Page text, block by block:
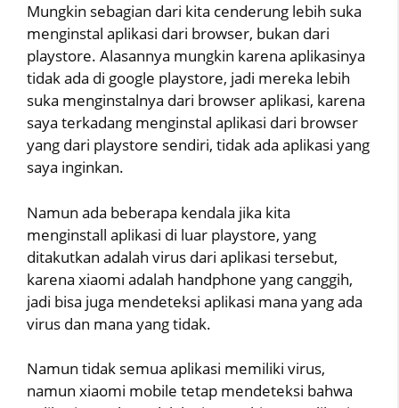
Mungkin sebagian dari kita cenderung lebih suka
menginstal aplikasi dari browser, bukan dari
playstore. Alasannya mungkin karena aplikasinya
tidak ada di google playstore, jadi mereka lebih
suka menginstalnya dari browser aplikasi, karena
saya terkadang menginstal aplikasi dari browser
yang dari playstore sendiri, tidak ada aplikasi yang
saya inginkan.
Namun ada beberapa kendala jika kita
menginstall aplikasi di luar playstore, yang
ditakutkan adalah virus dari aplikasi tersebut,
karena xiaomi adalah handphone yang canggih,
jadi bisa juga mendeteksi aplikasi mana yang ada
virus dan mana yang tidak.
Namun tidak semua aplikasi memiliki virus,
namun xiaomi mobile tetap mendeteksi bahwa